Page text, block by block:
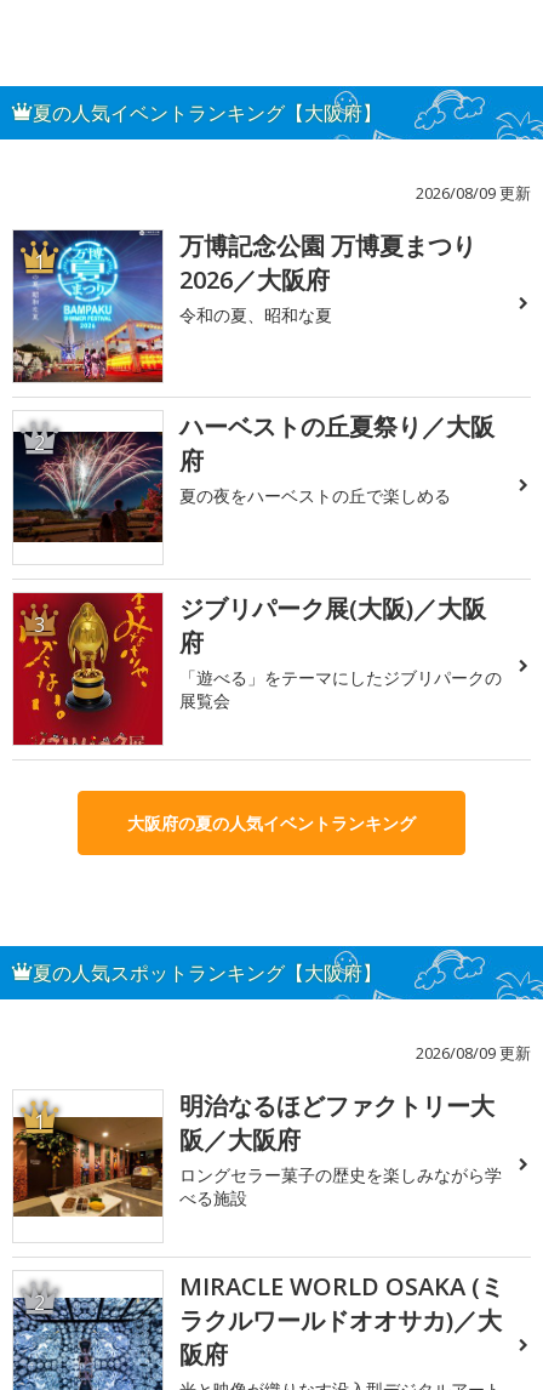
夏の人気イベントランキング【大阪府】
2026/08/09 更新
1
万博記念公園 万博夏まつり
2026／大阪府
令和の夏、昭和な夏
2
ハーベストの丘夏祭り／大阪
府
夏の夜をハーベストの丘で楽しめる
3
ジブリパーク展(大阪)／大阪
府
「遊べる」をテーマにしたジブリパークの
展覧会
大阪府の夏の人気イベントランキング
夏の人気スポットランキング【大阪府】
2026/08/09 更新
1
明治なるほどファクトリー大
阪／大阪府
ロングセラー菓子の歴史を楽しみながら学
べる施設
2
MIRACLE WORLD OSAKA (ミ
ラクルワールドオオサカ)／大
阪府